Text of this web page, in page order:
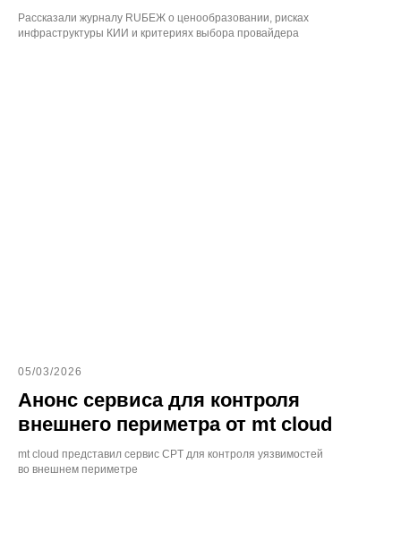
Рассказали журналу RUБЕЖ о ценообразовании, рисках
инфраструктуры КИИ и критериях выбора провайдера
05/03/2026
Анонс сервиса для контроля
внешнего периметра от mt cloud
mt cloud представил сервис CPT для контроля уязвимостей
во внешнем периметре